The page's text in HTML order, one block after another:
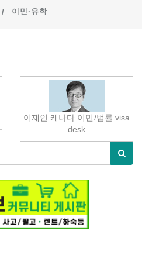
이민·유학
이재인 캐나다 이민/법률 visa
desk